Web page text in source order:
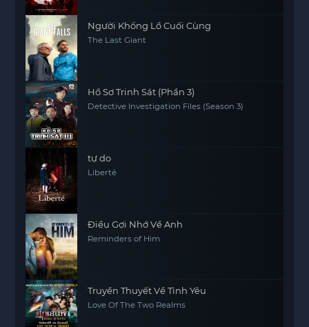
Người Khổng Lồ Cuối Cùng
The Last Giant
Hồ Sơ Trinh Sát (Phần 3)
Detective Investigation Files (Season 3)
tự do
Liberté
Điều Gợi Nhớ Về Anh
Reminders of Him
Truyền Thuyết Về Tình Yêu
Love Of The Two Realms